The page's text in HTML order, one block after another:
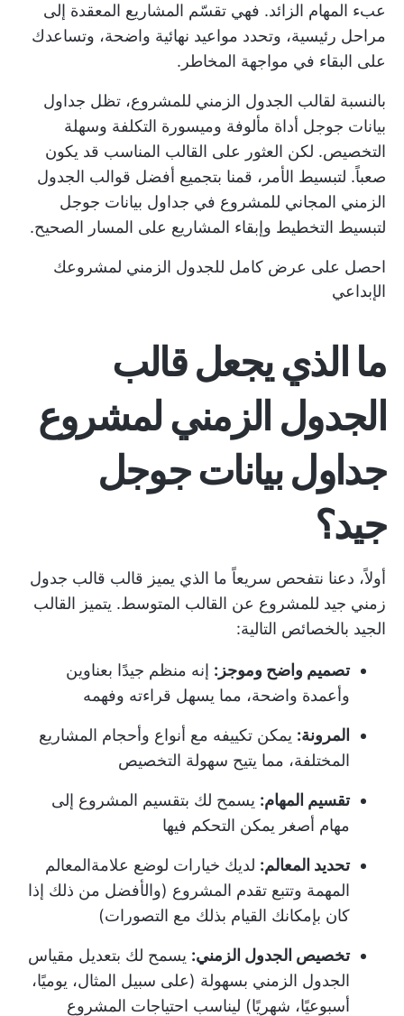
عبء المهام الزائد. فهي تقسّم المشاريع المعقدة إلى
مراحل رئيسية، وتحدد مواعيد نهائية واضحة، وتساعدك
على البقاء في مواجهة المخاطر.
بالنسبة لقالب الجدول الزمني للمشروع، تظل جداول
بيانات جوجل أداة مألوفة وميسورة التكلفة وسهلة
التخصيص. لكن العثور على القالب المناسب قد يكون
صعباً. لتبسيط الأمر، قمنا بتجميع أفضل قوالب الجدول
الزمني المجاني للمشروع في جداول بيانات جوجل
لتبسيط التخطيط وإبقاء المشاريع على المسار الصحيح.
احصل على عرض كامل للجدول الزمني لمشروعك
الإبداعي
ما الذي يجعل قالب
الجدول الزمني لمشروع
جداول بيانات جوجل
جيد؟
أولاً، دعنا نتفحص سريعاً ما الذي يميز قالب قالب جدول
زمني جيد للمشروع عن القالب المتوسط. يتميز القالب
الجيد بالخصائص التالية:
تصميم واضح وموجز: إنه منظم جيدًا بعناوين
وأعمدة واضحة، مما يسهل قراءته وفهمه
المرونة: يمكن تكييفه مع أنواع وأحجام المشاريع
المختلفة، مما يتيح سهولة التخصيص
تقسيم المهام: يسمح لك بتقسيم المشروع إلى
مهام أصغر يمكن التحكم فيها
تحديد المعالم: لديك خيارات لوضع علامةالمعالم
المهمة وتتبع تقدم المشروع (والأفضل من ذلك إذا
كان بإمكانك القيام بذلك مع التصورات)
تخصيص الجدول الزمني: يسمح لك بتعديل مقياس
الجدول الزمني بسهولة (على سبيل المثال، يوميًا،
أسبوعيًا، شهريًا) ليناسب احتياجات المشروع